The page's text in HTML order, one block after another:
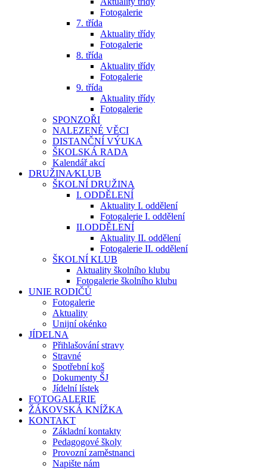
Fotogalerie
7. třída
Aktuality třídy
Fotogalerie
8. třída
Aktuality třídy
Fotogalerie
9. třída
Aktuality třídy
Fotogalerie
SPONZOŘI
NALEZENÉ VĚCI
DISTANČNÍ VÝUKA
ŠKOLSKÁ RADA
Kalendář akcí
DRUŽINA⁄KLUB
ŠKOLNÍ DRUŽINA
I. ODDĚLENÍ
Aktuality I. oddělení
Fotogalerie I. oddělení
II.ODDĚLENÍ
Aktuality II. oddělení
Fotogalerie II. oddělení
ŠKOLNÍ KLUB
Aktuality školního klubu
Fotogalerie školního klubu
UNIE RODIČŮ
Fotogalerie
Aktuality
Unijní okénko
JÍDELNA
Přihlašování stravy
Stravné
Spotřební koš
Dokumenty ŠJ
Jídelní lístek
FOTOGALERIE
ŽÁKOVSKÁ KNÍŽKA
KONTAKT
Základní kontakty
Pedagogové školy
Provozní zaměstnanci
Napište nám